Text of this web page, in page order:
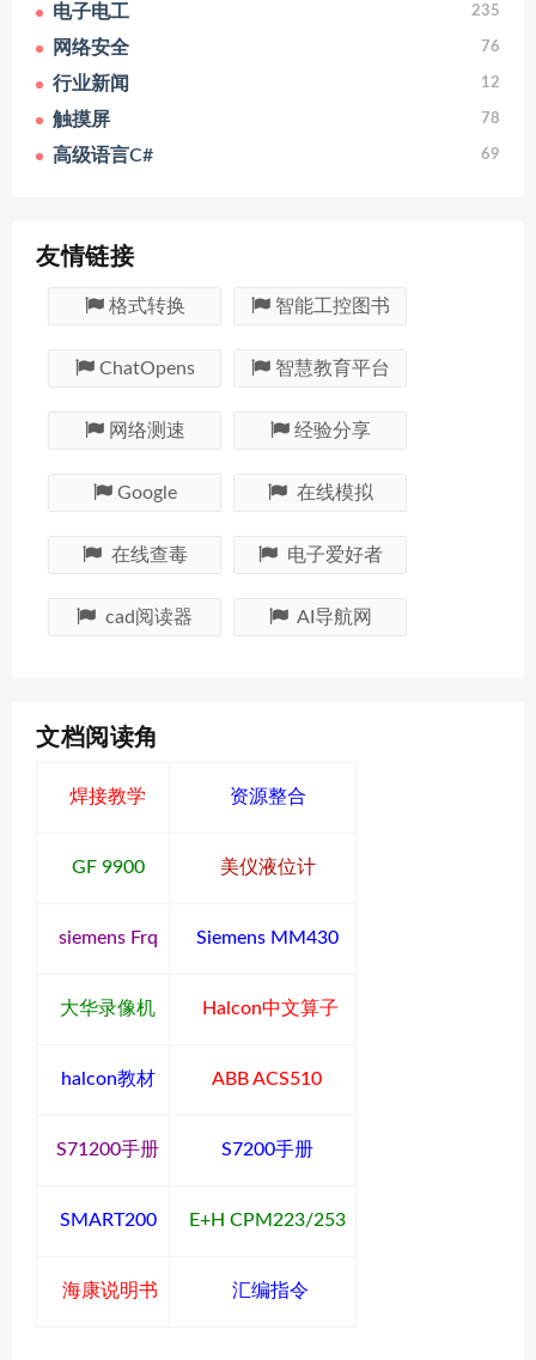
电子电工 235
网络安全 76
行业新闻 12
触摸屏 78
高级语言C# 69
友情链接
格式转换 智能工控图书
ChatOpens 智慧教育平台
网络测速 经验分享
Google 在线模拟
在线查毒 电子爱好者
cad阅读器 AI导航网
文档阅读角
焊接教学 资源整合
GF 9900 美仪液位计
siemens Frq Siemens MM430
大华录像机 Halcon中文算子
halcon教材 ABB ACS510
S71200手册 S7200手册
SMART200 E+H CPM223/253
海康说明书 汇编指令